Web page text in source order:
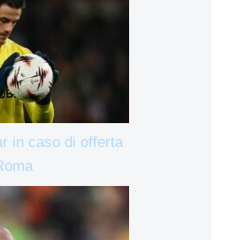
in caso di offerta